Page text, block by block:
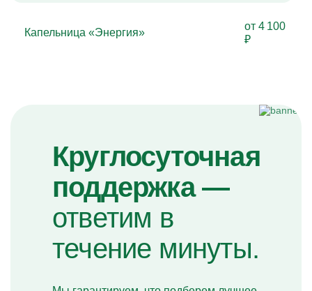
Капельница «Энергия»
от 4 100
₽
Круглосуточная
поддержка —
ответим в
течение минуты.